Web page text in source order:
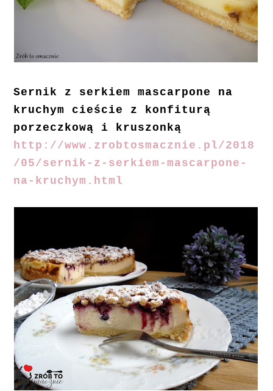
Sernik z serkiem mascarpone na
kruchym cieście z konfiturą
porzeczkową i kruszonką
http://www.zrobtosmacznie.pl/2018
/05/sernik-z-serkiem-mascarpone-
na-kruchym.html